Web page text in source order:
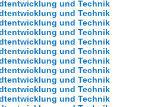
und Technik
und Technik
und Technik
und Technik
und Technik
und Technik
und Technik
und Technik
und Technik
und Technik
und Technik